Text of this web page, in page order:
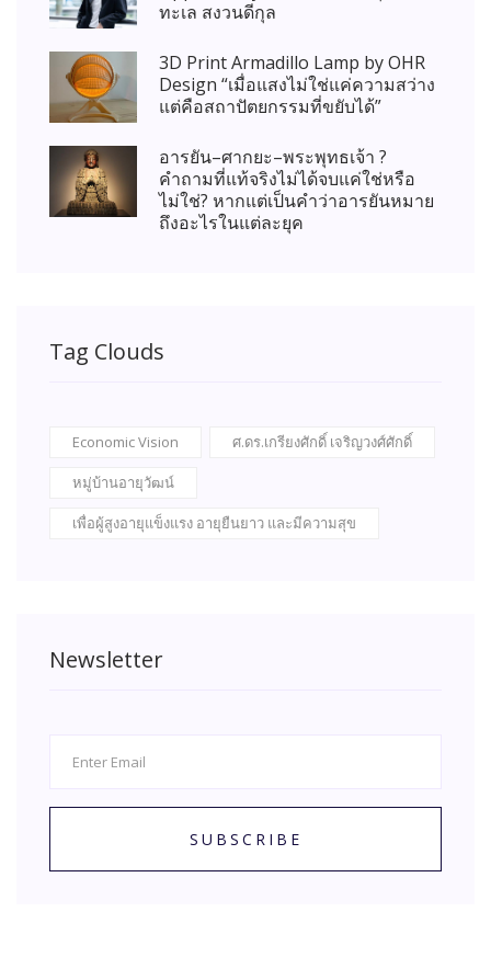
ทะเล สงวนดีกุล
3D Print Armadillo Lamp by OHR
Design “เมื่อแสงไม่ใช่แค่ความสว่าง
แต่คือสถาปัตยกรรมที่ขยับได้”
อารยัน–ศากยะ–พระพุทธเจ้า ?
คำถามที่แท้จริงไม่ได้จบแค่ใช่หรือ
ไม่ใช่? หากแต่เป็นคำว่าอารยันหมาย
ถึงอะไรในแต่ละยุค
Tag Clouds
Economic Vision ศ.ดร.เกรียงศักดิ์ เจริญวงศ์ศักดิ์
หมู่บ้านอายุวัฒน์
เพื่อผู้สูงอายุแข็งแรง อายุยืนยาว และมีความสุข
Newsletter
SUBSCRIBE